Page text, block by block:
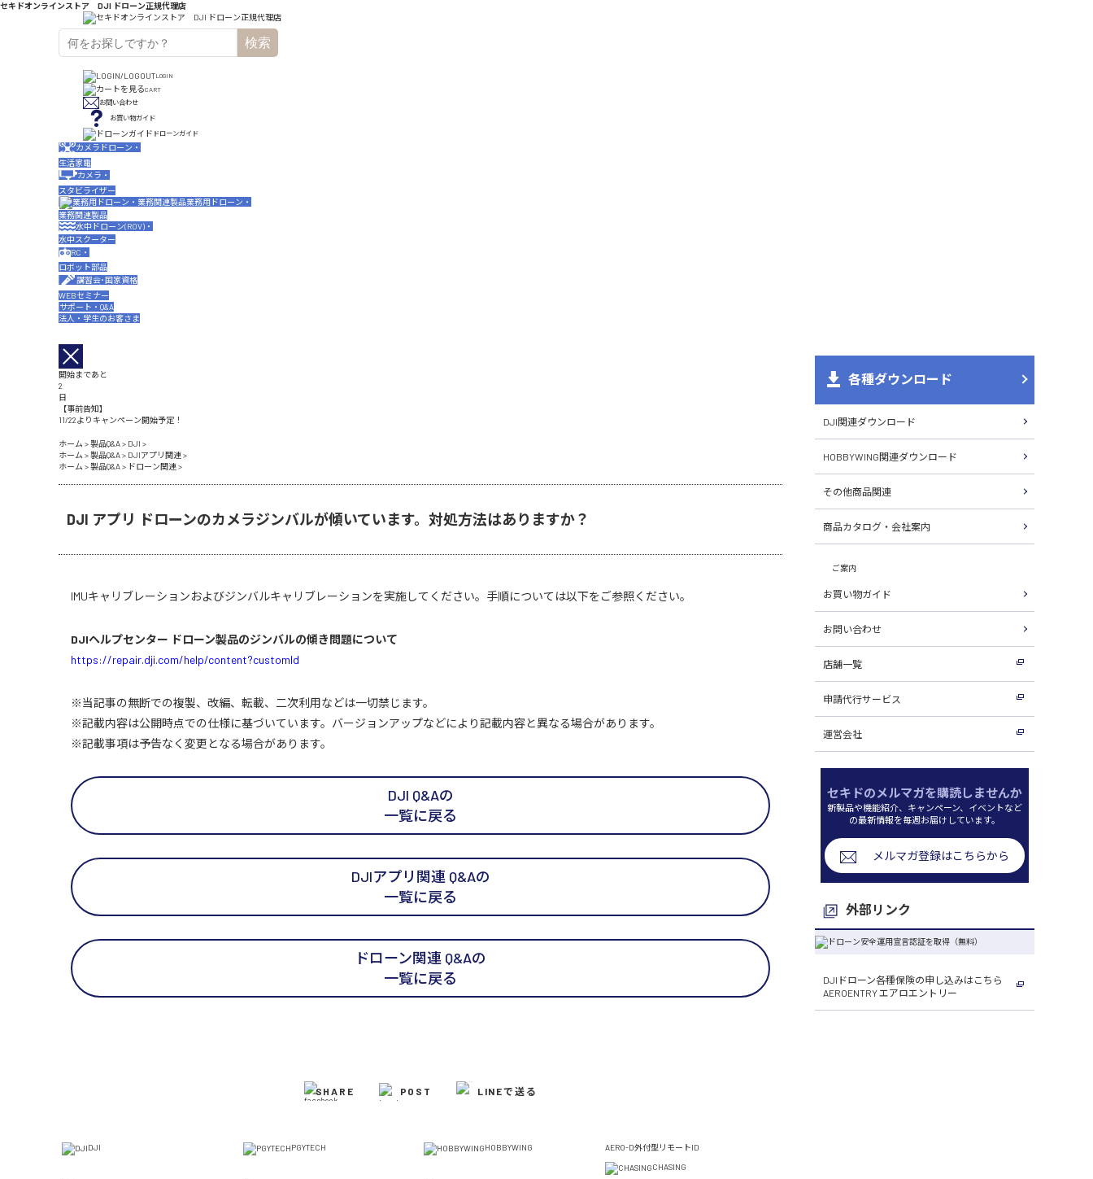
セキドオンラインストア DJI ドローン正規代理店
検索
LOGIN
CART
お問い合わせ
お買い物ガイド
ドローンガイド
カメラドローン・
生活家電
カメラ・
スタビライザー
業務用ドローン・
業務関連製品
水中ドローン(ROV)・
水中スクーター
RC・
ロボット部品
講習会･国家資格
WEBセミナー
サポート・Q&A
法人・学生のお客さま
各種ダウンロード
DJI関連ダウンロード
HOBBYWING関連ダウンロード
その他商品関連
商品カタログ・会社案内
ご案内
お買い物ガイド
お問い合わせ
店舗一覧
申請代行サービス
運営会社
セキドのメルマガを購読しませんか
新製品や機能紹介、キャンペーン、イベントなど
の最新情報を毎週お届けしています。
メルマガ登録はこちらから
外部リンク
DJIドローン各種保険の申し込みはこちら
AEROENTRY エアロエントリー
開始まであと
2
日
【事前告知】
11/22よりキャンペーン開始予定！
ホーム >製品Q&A> DJI >
ホーム >製品Q&A> DJIアプリ関連>
ホーム >製品Q&A> ドローン関連>
DJI アプリ ドローンのカメラジンバルが傾いています。対処方法はありますか？
IMUキャリブレーションおよびジンバルキャリブレーションを実施してください。手順については以下をご参照ください。
DJIヘルプセンター ドローン製品のジンバルの傾き問題について
https://repair.dji.com/help/content?customId
※当記事の無断での複製、改編、転載、二次利用などは一切禁じます。
※記載内容は公開時点での仕様に基づいています。バージョンアップなどにより記載内容と異なる場合があります。
※記載事項は予告なく変更となる場合があります。
DJI Q&Aの
一覧に戻る
DJIアプリ関連 Q&Aの
一覧に戻る
ドローン関連 Q&Aの
一覧に戻る
SHARE POST LINEで送る
DJI PGYTECH HOBBYWING AERO-D外付型リモートID
CHASING